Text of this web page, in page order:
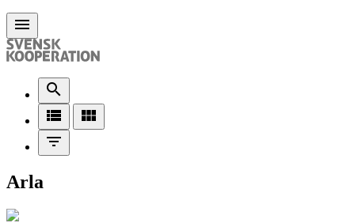
menu
search
view_list
view_module
filter_list
Arla